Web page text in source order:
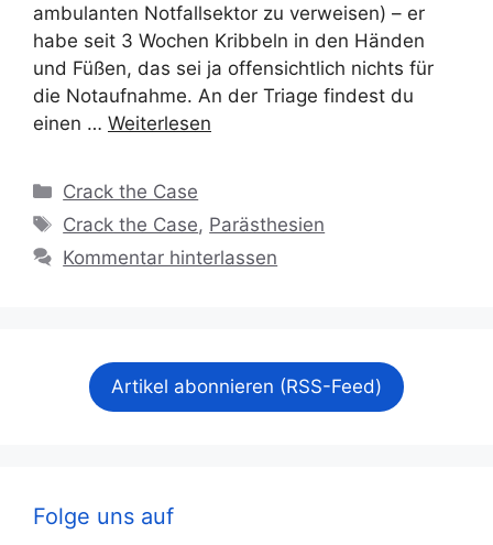
ambulanten Notfallsektor zu verweisen) – er
habe seit 3 Wochen Kribbeln in den Händen
und Füßen, das sei ja offensichtlich nichts für
die Notaufnahme. An der Triage findest du
einen … Weiterlesen
Kategorien
Crack the Case
Schlagwörter
Crack the Case, Parästhesien
Kommentar hinterlassen
Artikel abonnieren (RSS-Feed)
Folge uns auf